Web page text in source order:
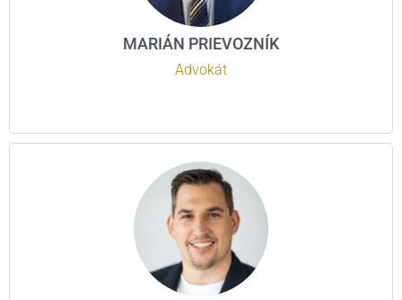
MARIÁN PRIEVOZNÍK
Advokát